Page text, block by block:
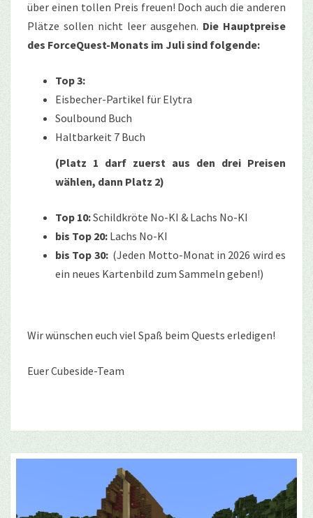
über einen tollen Preis freuen! Doch auch die anderen
Plätze sollen nicht leer ausgehen. Die Hauptpreise
des ForceQuest-Monats im Juli sind folgende:
Top 3:
Eisbecher-Partikel für Elytra
Soulbound Buch
Haltbarkeit 7 Buch
(Platz 1 darf zuerst aus den drei Preisen
wählen, dann Platz 2)
Top 10:Schildkröte No-KI & Lachs No-KI
bis Top 20: Lachs No-KI
bis Top 30:(Jeden Motto-Monat in 2026 wird es
ein neues Kartenbild zum Sammeln geben!)
Wir wünschen euch viel Spaß beim Quests erledigen!
Euer Cubeside-Team